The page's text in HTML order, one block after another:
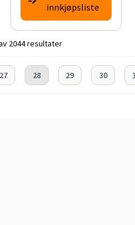
innkjøpsliste
2044 resultater
27 28 29 30